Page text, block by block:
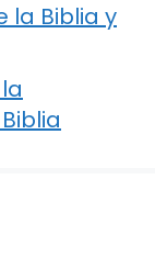
la Biblia y